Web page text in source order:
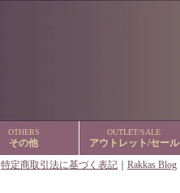
OTHERS
その他
OUTLET/SALE
アウトレット/セール
特定商取引法に基づく表記
Rakkas Blog